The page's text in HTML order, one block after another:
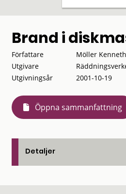
Brand i
Författare
Möller Kenneth
Utgivare
Utgivningsår
2001-10-19
Öppna sammanfattning
Detaljer